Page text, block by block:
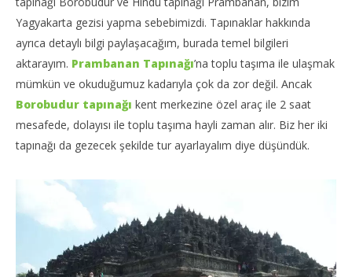
Yagyakarta gezisi yapma sebebimizdi. Tapınaklar hakkında
ayrıca detaylı bilgi paylaşacağım, burada temel bilgileri
aktarayım. Prambanan Tapınağı’na toplu taşıma ile ulaşmak
mümkün ve okuduğumuz kadarıyla çok da zor değil. Ancak
Borobudur tapınağı kent merkezine özel araç ile 2 saat
mesafede, dolayısı ile toplu taşıma hayli zaman alır. Biz her iki
tapınağı da gezecek şekilde tur ayarlayalım diye düşündük.